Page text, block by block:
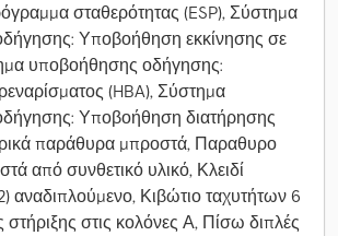
σταθερότητας (ESP), Σύστημα
Υποβοήθηση εκκίνησης σε
υποβοήθησης οδήγησης:
(HBA), Σύστημα
Υποβοήθηση διατήρησης
παράθυρα μπροστά, Παραθυρο
από συνθετικό υλικό, Κλειδί
αναδιπλούμενο, Κιβώτιο ταχυτήτων 6
στις κολόνες Α, Πίσω διπλές